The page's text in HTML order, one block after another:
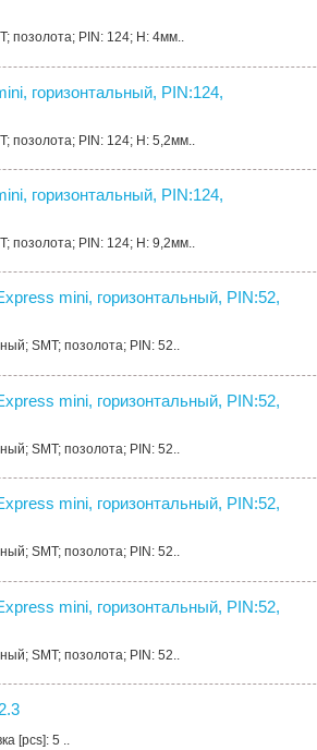
позолота; PIN: 124; H: 4мм..
горизонтальный, PIN:124,
позолота; PIN: 124; H: 5,2мм..
горизонтальный, PIN:124,
позолота; PIN: 124; H: 9,2мм..
mini, горизонтальный, PIN:52,
SMT; позолота; PIN: 52..
mini, горизонтальный, PIN:52,
SMT; позолота; PIN: 52..
mini, горизонтальный, PIN:52,
SMT; позолота; PIN: 52..
mini, горизонтальный, PIN:52,
SMT; позолота; PIN: 52..
[pcs]: 5 ..